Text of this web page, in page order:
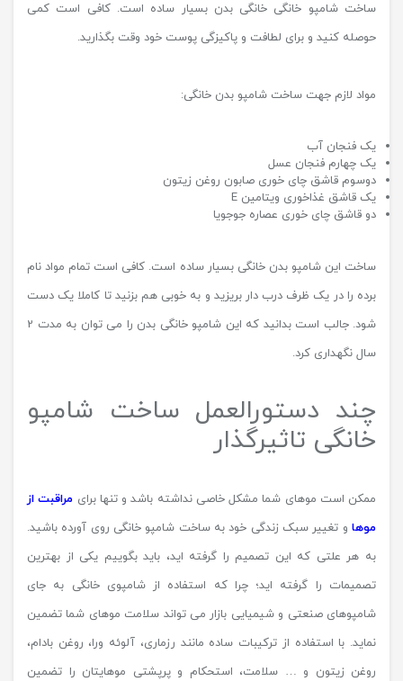
ساخت شامپو خانگی خانگی بدن بسیار ساده است. کافی است کمی
حوصله کنید و برای لطافت و پاکیزگی پوست خود وقت بگذارید.
مواد لازم جهت ساخت شامپو بدن خانگی:
یک فنجان آب
یک‌ چهارم فنجان عسل
دوسوم قاشق چای ‌خوری صابون روغن‌ زیتون
یک قاشق غذاخوری ویتامین E
دو قاشق چای‌ خوری عصاره جوجویا
ساخت این شامپو بدن خانگی بسیار ساده است. کافی است تمام مواد نام
برده را در یک ظرف درب دار بریزید و به خوبی هم بزنید تا کاملا یک دست
شود. جالب است بدانید که این شامپو خانگی بدن را می توان به مدت 2
سال نگهداری کرد.
چند دستورالعمل ساخت شامپو
خانگی تاثیرگذار
ممکن است موهای شما مشکل خاصی نداشته باشد و تنها برای مراقبت از
موها و تغییر سبک زندگی خود به ساخت شامپو خانگی روی آورده باشید.
به هر علتی که این تصمیم را گرفته اید، باید بگوییم یکی از بهترین
تصمیمات را گرفته اید؛ چرا که استفاده از شامپوی خانگی به جای
شامپوهای صنعتی و شیمیایی بازار می تواند سلامت موهای شما تضمین
نماید. با استفاده از ترکیبات ساده مانند رزماری، آلوئه ورا، روغن بادام،
روغن زیتون و … سلامت، استحکام و پرپشتی موهایتان را تضمین